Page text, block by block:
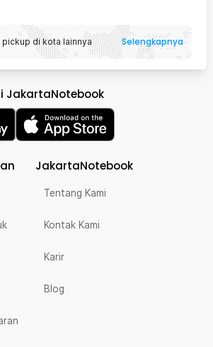
di kota lainnya Selengkapnya
JakartaNotebook
JakartaNotebook
Tentang Kami
Kontak Kami
Karir
Blog